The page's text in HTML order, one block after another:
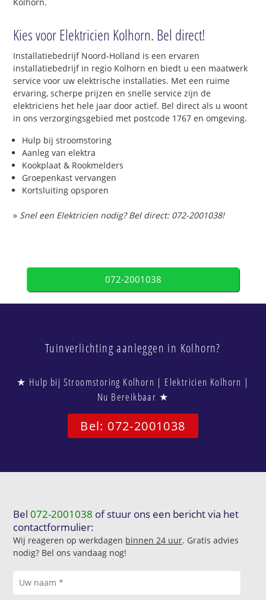
Kies voor Elektricien Kolhorn. Bel direct!
Installatiebedrijf Noord-Holland is een ervaren
installatiebedrijf in regio Kolhorn en biedt u een maatwerk
service voor uw elektrische installaties. Met een ruime
ervaring, scherpe prijzen en snelle service zijn de
elektriciens het hele jaar door actief. Bel direct als u woont
in ons verzorgingsgebied met postcode 1767 en omgeving.
Hulp bij stroomstoring
Aanleg van elektra
Kookplaat & Rookmelders
Groepenkast vervangen
Kortsluiting opsporen
» Snel een Elektricien nodig? Bel direct: 072-2001038!
072-2001038
Tuinverlichting aanleggen in Kolhorn?
★ Hulp bij Stroomstoring Kolhorn | Elektricien Kolhorn |
Nu Bereikbaar ★
Bel: 072-2001038
Bel072-2001038 of stuur ons een bericht via het
contactformulier:
Wij reageren op werkdagen binnen 24 uur. Gratis advies
nodig? Bel ons vandaag nog!